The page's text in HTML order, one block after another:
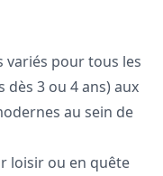
variés pour tous les
3 ou 4 ans) aux
au sein de
loisir ou en quête